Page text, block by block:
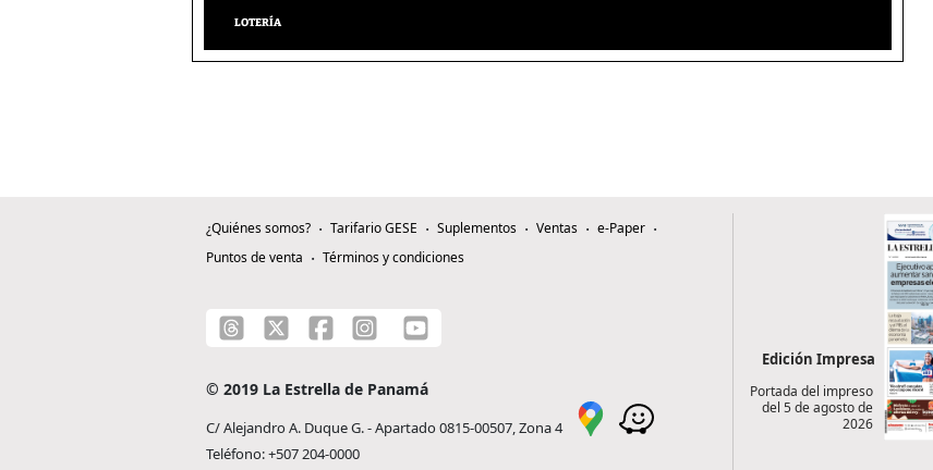
LOTERÍA
¿Quiénes somos? Tarifario GESE Suplementos Ventas
e-Paper
Puntos de venta
Términos y condiciones
© 2019 La Estrella de Panamá
C/ Alejandro A. Duque G. - Apartado 0815-00507, Zona 4
Teléfono: +507 204-0000
Edición Impresa
Portada del impreso
del 5 de agosto de
2026